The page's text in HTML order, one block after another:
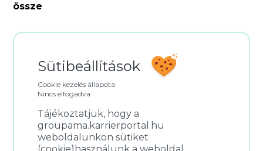
össze
Sütibeállítások
Cookie kezelés állapota
Nincs elfogadva
Tájékoztatjuk, hogy a
groupama.karrierportal.hu
weboldalunkon sütiket